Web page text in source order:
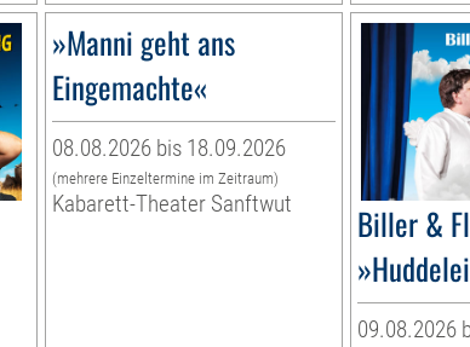
»Manni geht ans
Eingemachte«
08.08.2026 bis 18.09.2026
(mehrere Einzeltermine im Zeitraum)
Kabarett-Theater Sanftwut
Biller &
09.08.2026